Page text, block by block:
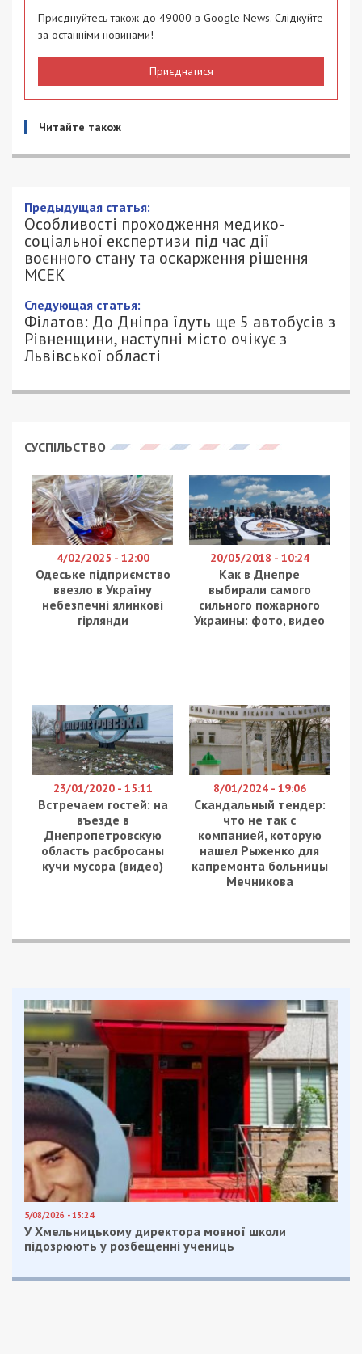
Приєднуйтесь також до 49000 в Google News. Слідкуйте
за останніми новинами!
Приєднатися
Читайте також
Особливості проходження медико-
соціальної експертизи під час дії
воєнного стану та оскарження рішення
МСЕК
23/10/2022 - 9:00
ПЕТРО ЩУКІН - СПЕЦИАЛЬНО ДЛЯ
49000.COM.UA
1532
період дії воєнного стану на території України
соціальна експертна комісія (МСЕК) здійснює
свої функції з забезпеченням принципу
екстериторіальності. Тобто експертиза
проводиться за направленням лікарсько-
консультативної комісії незалежно від місця
реєстрації, проживання чи перебування
громадян, які звертаються для встановлення
групи інвалідності.
воєнний час.
Коли особа звертається для встановлення
інвалідності та не може прибути на огляд до
МСЕК, комісія може приймати рішення про
встановлення інвалідності заочно на підставі
направлення лікарсько-консультативної комісії
закладу охорони здоров’я.
МОЗ нагадує, що у разі неможливості
обстеження й оформлення направлення на МСЕК
строк проходження повторного огляду для осіб
продовжується на строк не пізніше шести місяців
закінчення строку проходження повторного
огляду.
Крім того, якщо медико-соціальна експертна
комісія відмовляє у визнанні особи з інвалідністю
або особи, стосовно якої встановлено факт
втрати професійної працездатності, таке
рішення може бути оскаржено протягом одного
місяця до самої комісії, центральної комісії чи
обласної комісії, після чого буде проведено
повторний огляд заявника і винесене нове
рішення.
У випадку повторної відмови таке рішення
можна оскаржити до Центральної МСЕК МОЗ
України, відповідно до п. 24